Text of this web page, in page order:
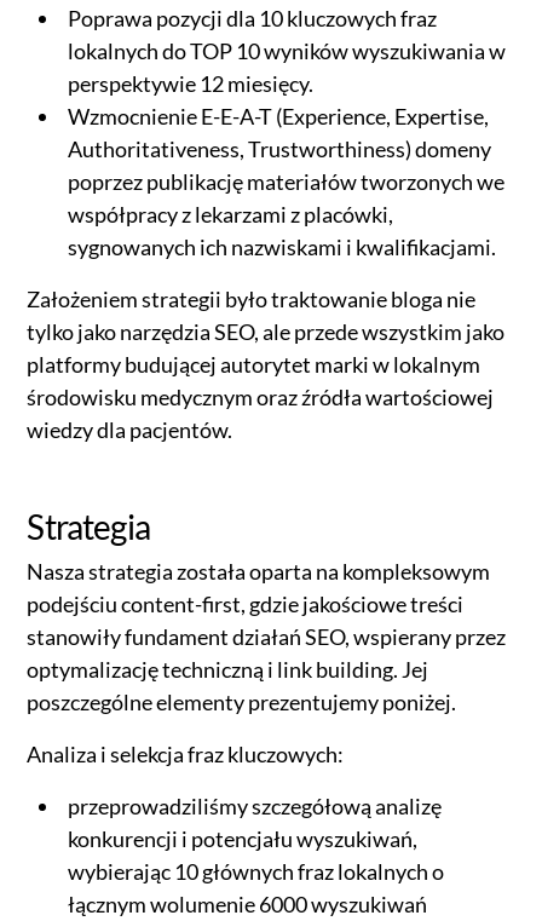
Poprawa pozycji dla 10 kluczowych fraz
lokalnych do TOP 10 wyników wyszukiwania w
perspektywie 12 miesięcy.
Wzmocnienie E-E-A-T (Experience, Expertise,
Authoritativeness, Trustworthiness) domeny
poprzez publikację materiałów tworzonych we
współpracy z lekarzami z placówki,
sygnowanych ich nazwiskami i kwalifikacjami.
Założeniem strategii było traktowanie bloga nie
tylko jako narzędzia SEO, ale przede wszystkim jako
platformy budującej autorytet marki w lokalnym
środowisku medycznym oraz źródła wartościowej
wiedzy dla pacjentów.
Strategia
Nasza strategia została oparta na kompleksowym
podejściu content-first, gdzie jakościowe treści
stanowiły fundament działań SEO, wspierany przez
optymalizację techniczną i link building. Jej
poszczególne elementy prezentujemy poniżej.
Analiza i selekcja fraz kluczowych:
przeprowadziliśmy szczegółową analizę
konkurencji i potencjału wyszukiwań,
wybierając 10 głównych fraz lokalnych o
łącznym wolumenie 6000 wyszukiwań